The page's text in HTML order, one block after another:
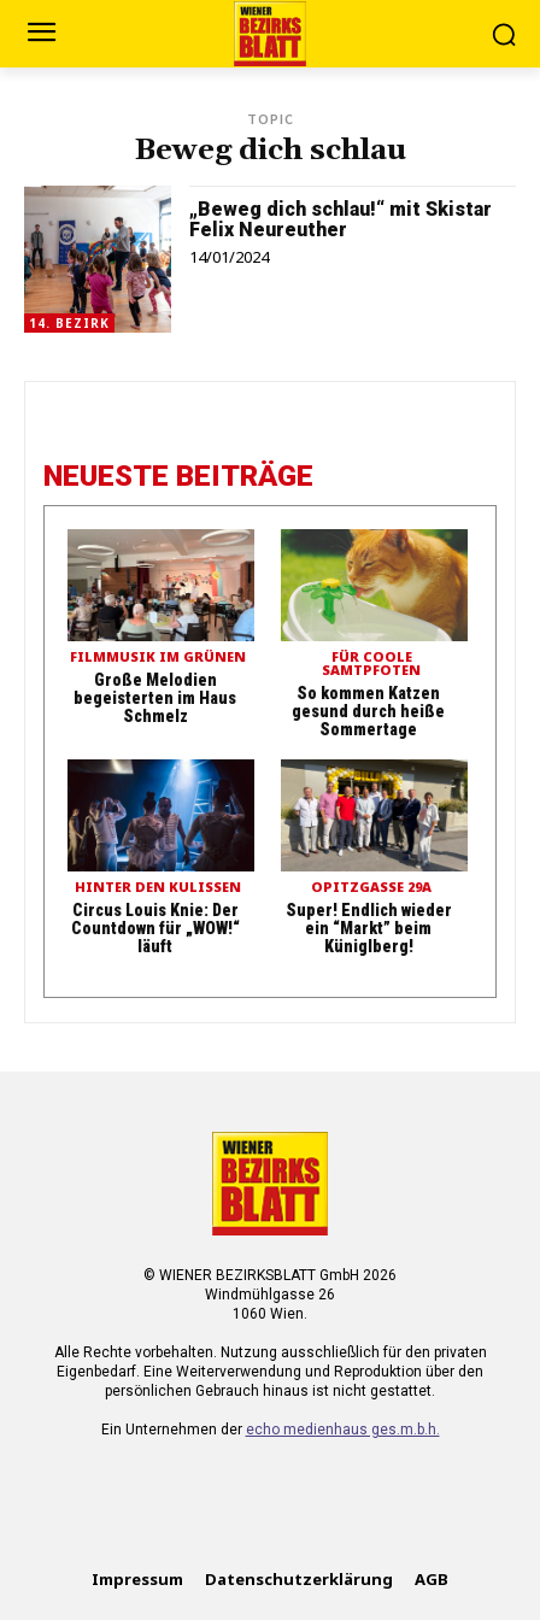
TOPIC
Beweg dich schlau
14. BEZIRK
„Beweg dich schlau!“ mit Skistar
Felix Neureuther
14/01/2024
NEUESTE BEITRÄGE
FILMMUSIK IM GRÜNEN
Große Melodien
begeisterten im Haus
Schmelz
FÜR COOLE
SAMTPFOTEN
So kommen Katzen
gesund durch heiße
Sommertage
HINTER DEN KULISSEN
Circus Louis Knie: Der
Countdown für „WOW!“
läuft
OPITZGASSE 29A
Super! Endlich wieder
ein “Markt” beim
Küniglberg!
© WIENER BEZIRKSBLATT GmbH 2026
Windmühlgasse 26
1060 Wien.
Alle Rechte vorbehalten. Nutzung ausschließlich für den privaten
Eigenbedarf. Eine Weiterverwendung und Reproduktion über den
persönlichen Gebrauch hinaus ist nicht gestattet.
Ein Unternehmen der echo medienhaus ges.m.b.h.
Impressum Datenschutzerklärung AGB